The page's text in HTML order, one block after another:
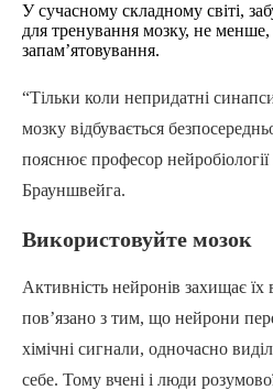
У сучасному складному світі,
для тренування мозку, не менше,
запам’ятовування.
“Тільки коли непридатні
мозку відбувається
пояснює професор нейробіології
Брауншвейга.
Використовуйте мозок
Активність нейронів захищає їх
пов’язано з тим, що нейрони
хімічні сигнали, одночасно
себе. Тому вчені і люди